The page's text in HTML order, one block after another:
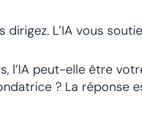
dirigez. L’IA vous
l’IA peut-elle être
? La réponse